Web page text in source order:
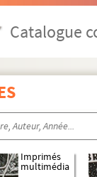
Catalogue
Imprimés
multimédia